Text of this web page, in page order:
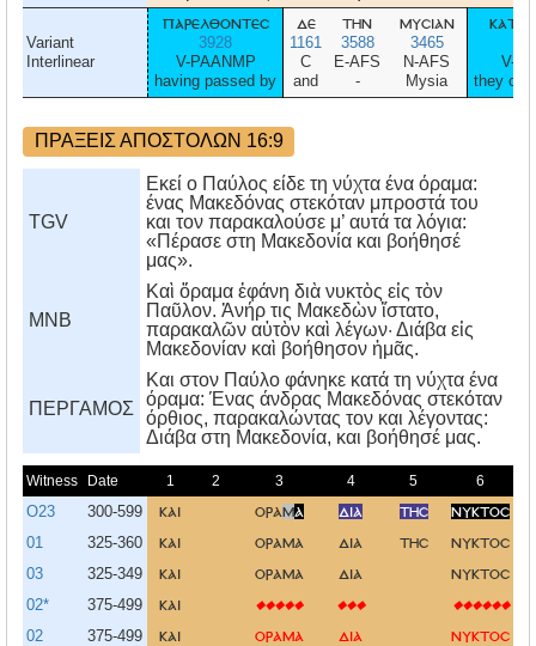
Variant
Interlinear
παρελθοντεσ
3928
V-PAANMP
having passed by
δε
1161
C
and
την
3588
E-AFS
-
μυσιαν
3465
N-AFS
Mysia
V-
they
ΠΡΑΞΕΙΣ ΑΠΟΣΤΟΛΩΝ 16:9
TGV
Εκεί ο Παύλος είδε τη νύχτα ένα όραμα:
ένας Μακεδόνας στεκόταν μπροστά του
και τον παρακαλούσε μ’ αυτά τα λόγια:
«Πέρασε στη Μακεδονία και βοήθησέ
μας».
MNB
Καὶ ὄραμα ἐφάνη διὰ νυκτὸς εἰς τὸν
Παῦλον. Ἀνήρ τις Μακεδὼν ἵστατο,
παρακαλῶν αὐτὸν καὶ λέγων· Διάβα εἰς
Μακεδονίαν καὶ βοήθησον ἡμᾶς.
ΠΕΡΓΑΜΟΣ
Kαι στον Παύλο φάνηκε κατά τη νύχτα ένα
όραμα: Ένας άνδρας Mακεδόνας στεκόταν
όρθιος, παρακαλώντας τον και λέγοντας:
Διάβα στη Mακεδονία, και βοήθησέ μας.
Witness Date 1 2 3 4 5 6
O23 300-599 και οραμα δια τησ νυκτοσ
01 325-360 και οραμα δια τησ νυκτοσ
03 325-349 και οραμα δια νυκτοσ
02* 375-499 και ����� ��� ������
02 375-499 και οραμα δια νυκτοσ